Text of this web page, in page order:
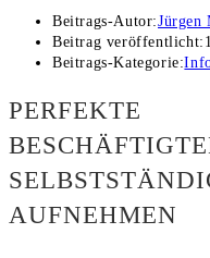
Beitrags-Autor:Jürgen
Beitrag veröffentlicht:
Beitrags-Kategorie:
PERFEKTE
AUFNEHMEN